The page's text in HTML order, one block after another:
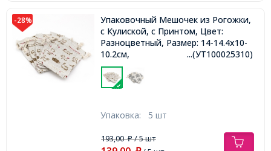
-28%
Упаковочный Мешочек из Рогожки,
с Кулиской, с Принтом, Цвет:
Разноцветный, Размер: 14-14.4x10-
10.2см,
...(УТ100025310)
Упаковка: 5 шт
193,00₽/ 5 шт